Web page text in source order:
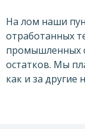
На лом наши
отработанных
промышленных
остатков. Мы
как и за другие